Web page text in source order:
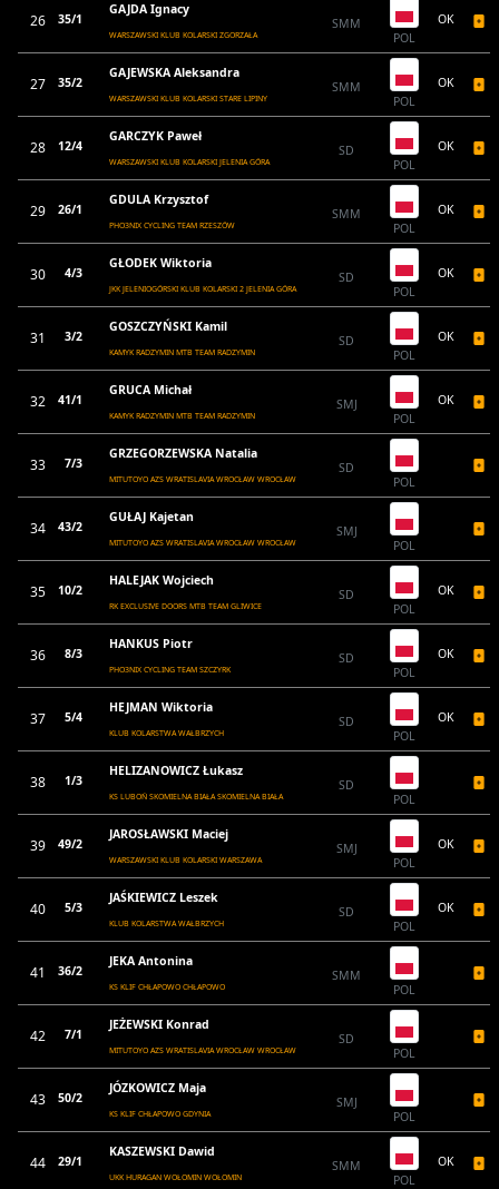
26 35/1
GAJDA Ignacy
WARSZAWSKI KLUB KOLARSKI ZGORZAŁA
SMM
POL
OK
27 35/2
GAJEWSKA Aleksandra
WARSZAWSKI KLUB KOLARSKI STARE LIPINY
SMM
POL
OK
28 12/4
GARCZYK Paweł
WARSZAWSKI KLUB KOLARSKI JELENIA GÓRA
SD
POL
OK
29 26/1
GDULA Krzysztof
PHO3NIX CYCLING TEAM RZESZÓW
SMM
POL
OK
30 4/3
GŁODEK Wiktoria
JKK JELENIOGÓRSKI KLUB KOLARSKI 2 JELENIA GÓRA
SD
POL
OK
31 3/2
GOSZCZYŃSKI Kamil
KAMYK RADZYMIN MTB TEAM RADZYMIN
SD
POL
OK
32 41/1
GRUCA Michał
KAMYK RADZYMIN MTB TEAM RADZYMIN
SMJ
POL
OK
33 7/3
GRZEGORZEWSKA Natalia
MITUTOYO AZS WRATISLAVIA WROCŁAW WROCŁAW
SD
POL
34 43/2
GUŁAJ Kajetan
MITUTOYO AZS WRATISLAVIA WROCŁAW WROCŁAW
SMJ
POL
35 10/2
HALEJAK Wojciech
RK EXCLUSIVE DOORS MTB TEAM GLIWICE
SD
POL
OK
36 8/3
HANKUS Piotr
PHO3NIX CYCLING TEAM SZCZYRK
SD
POL
OK
37 5/4
HEJMAN Wiktoria
KLUB KOLARSTWA WAŁBRZYCH
SD
POL
OK
38 1/3
HELIZANOWICZ Łukasz
KS LUBOŃ SKOMIELNA BIAŁA SKOMIELNA BIAŁA
SD
POL
39 49/2
JAROSŁAWSKI Maciej
WARSZAWSKI KLUB KOLARSKI WARSZAWA
SMJ
POL
OK
40 5/3
JAŚKIEWICZ Leszek
KLUB KOLARSTWA WAŁBRZYCH
SD
POL
OK
41 36/2
JEKA Antonina
KS KLIF CHŁAPOWO CHŁAPOWO
SMM
POL
42 7/1
JEŻEWSKI Konrad
MITUTOYO AZS WRATISLAVIA WROCŁAW WROCŁAW
SD
POL
43 50/2
JÓZKOWICZ Maja
KS KLIF CHŁAPOWO GDYNIA
SMJ
POL
44 29/1
KASZEWSKI Dawid
UKK HURAGAN WOŁOMIN WOŁOMIN
SMM
POL
OK